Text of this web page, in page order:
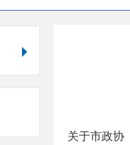
关于市政协